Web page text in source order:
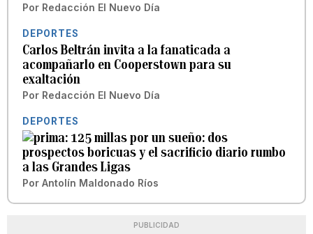
Por Redacción El Nuevo Día
DEPORTES
Carlos Beltrán invita a la fanaticada a
acompañarlo en Cooperstown para su
exaltación
Por Redacción El Nuevo Día
DEPORTES
125 millas por un sueño: dos
prospectos boricuas y el sacrificio diario rumbo
a las Grandes Ligas
Por Antolín Maldonado Ríos
PUBLICIDAD